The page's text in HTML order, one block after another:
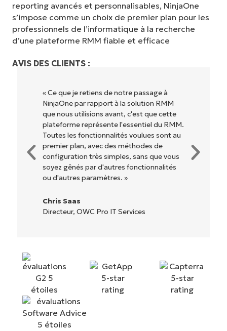
reporting avancés et personnalisables, NinjaOne
s’impose comme un choix de premier plan pour les
professionnels de l’informatique à la recherche
d’une plateforme RMM fiable et efficace
AVIS DES CLIENTS :
« Ce que je retiens de notre passage à
NinjaOne par rapport à la solution RMM
que nous utilisions avant, c'est que cette
plateforme représente l'essentiel du RMM.
Toutes les fonctionnalités voulues sont au
premier plan, avec des méthodes de
configuration très simples, sans que vous
soyez gênés par d'autres fonctionnalités
ou d'autres paramètres. »
Chris Saas
Directeur, OWC Pro IT Services